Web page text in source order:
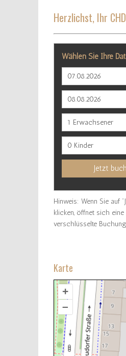
Herzlichst, Ihr
Wählen Sie Ihre
Jetzt
Hinweis: Wenn Sie auf
klicken, öffnet sich eine
verschlüsselte
Karte
+
–